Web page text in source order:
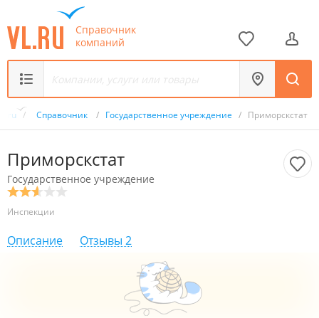
Справочник
компаний
/ Справочник / Государственное учреждение / Приморскстат
Приморскстат
Государственное учреждение
Инспекции
Описание Отзывы 2